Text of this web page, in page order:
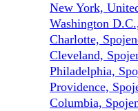
New York,
Washington
Charlotte,
Cleveland,
Philadelphia,
Providence,
Columbia,